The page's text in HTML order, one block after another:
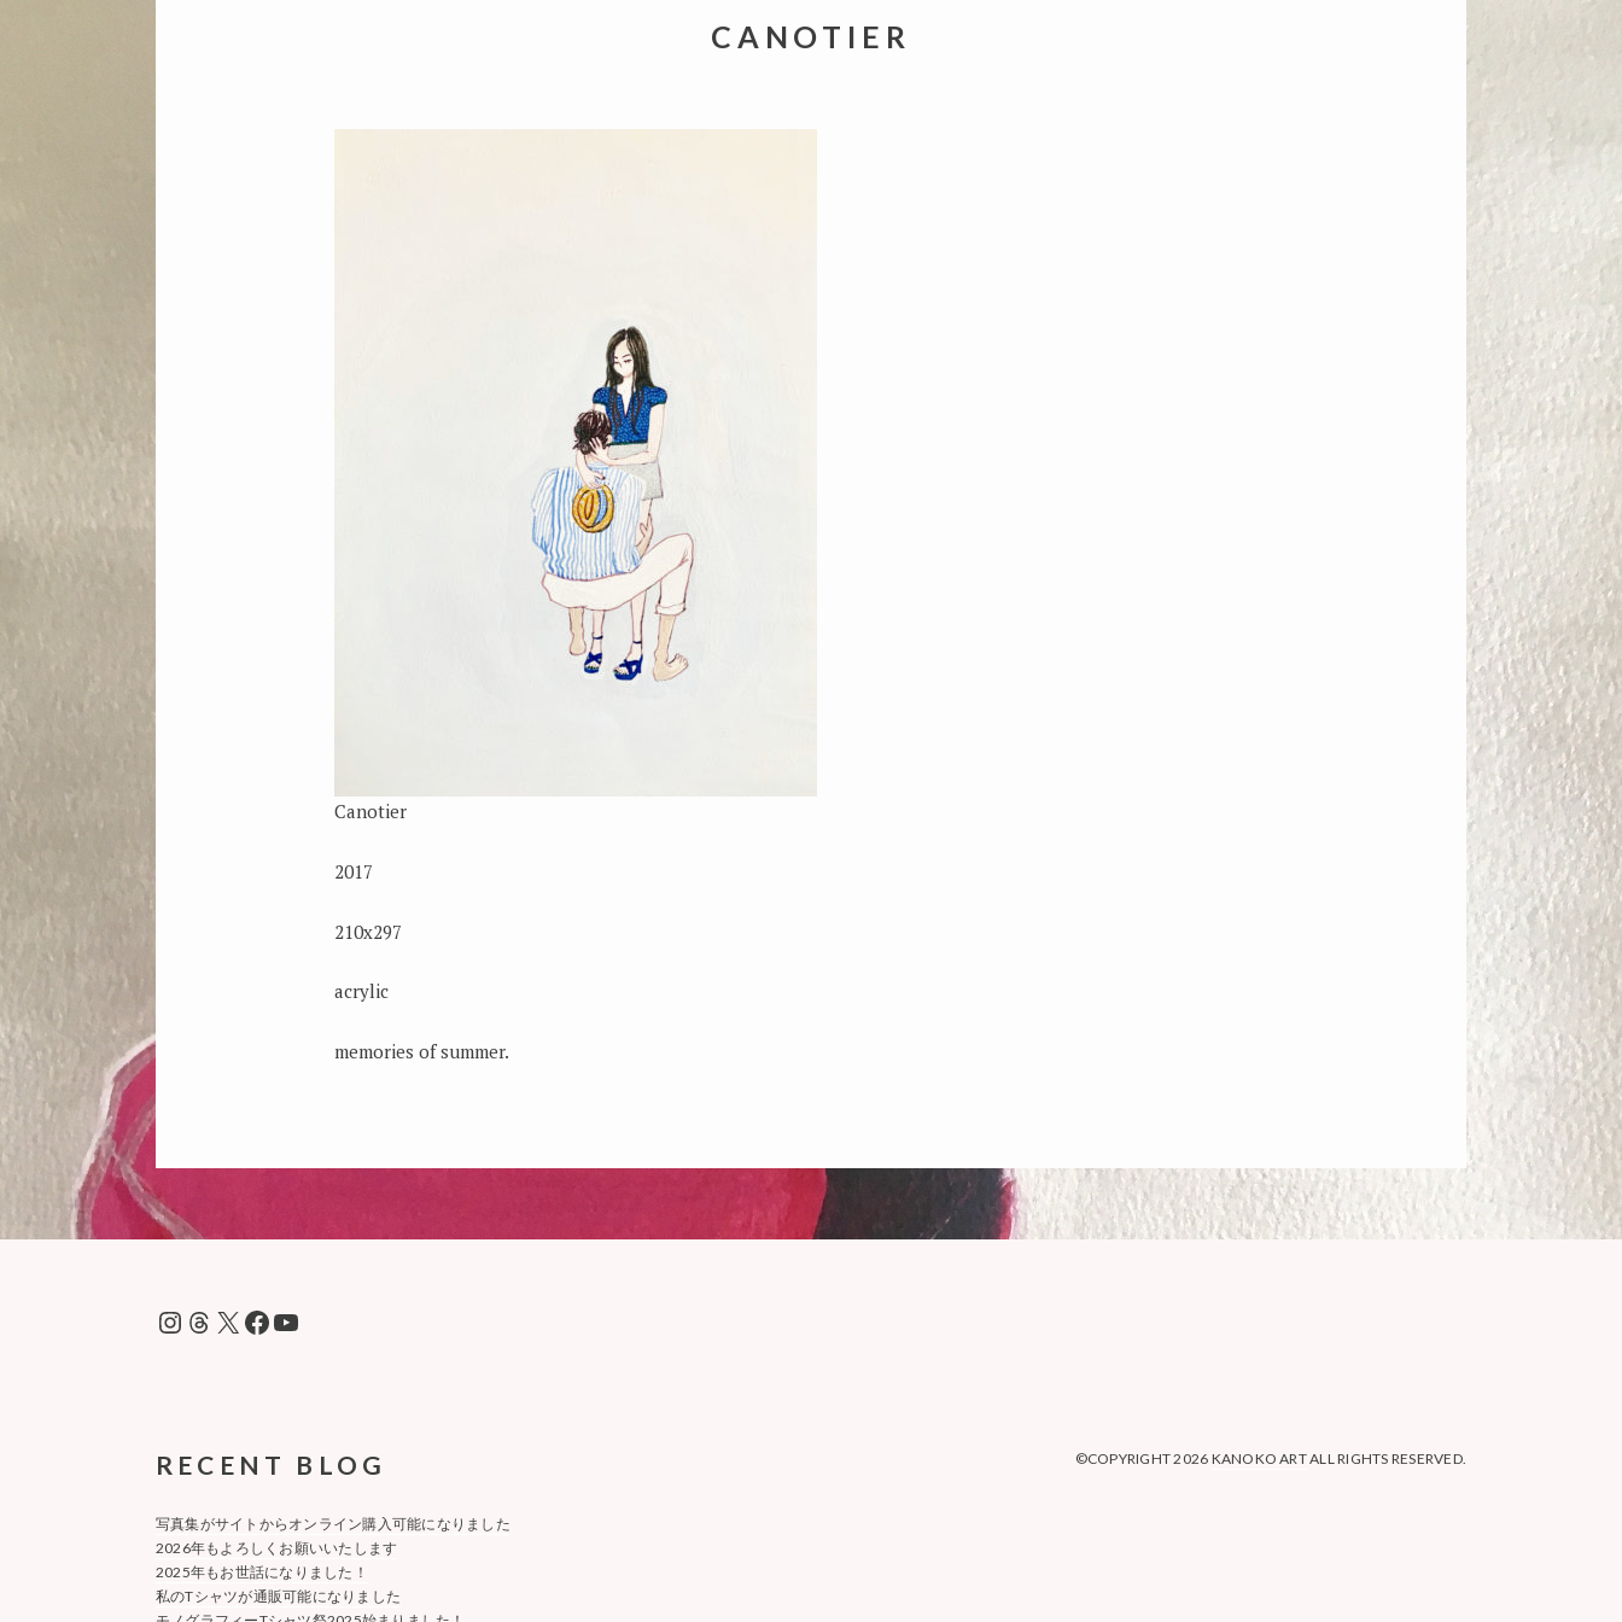
CANOTIER
Canotier
2017
210x297
acrylic
memories of summer.
Instagram
Threads
X Facebook
YouTube
RECENT BLOG
写真集がサイトからオンライン購入可能になりました
2026年もよろしくお願いいたします
2025年もお世話になりました！
私のTシャツが通販可能になりました
©COPYRIGHT 2026 KANOKO ARTALL RIGHTS RESERVED.